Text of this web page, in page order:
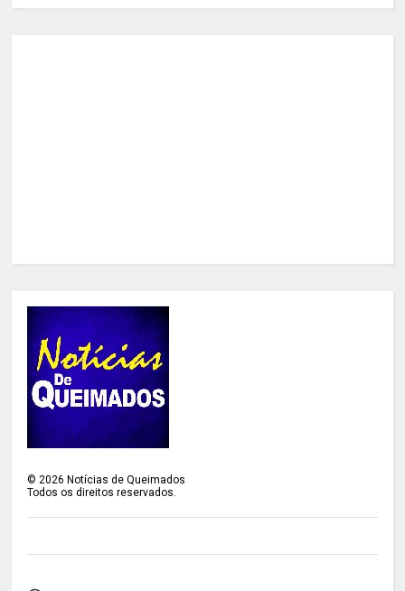
© 2026 Notícias de Queimados
Todos os direitos reservados.